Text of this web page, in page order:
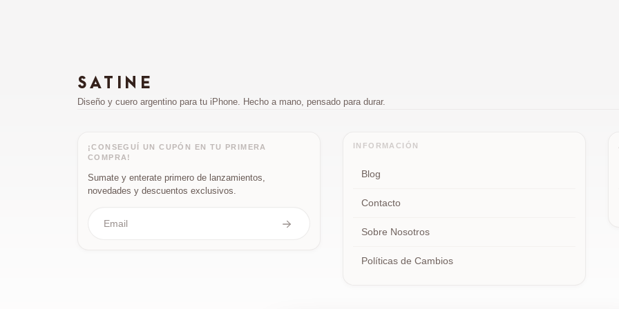
SATINE
Diseño y cuero argentino para tu iPhone. Hecho a mano, pensado para durar.
¡CONSEGUÍ UN CUPÓN EN TU PRIMERA
COMPRA!
Sumate y enterate primero de lanzamientos,
novedades y descuentos exclusivos.
INFORMACIÓN
Blog
Contacto
Sobre Nosotros
Políticas de Cambios